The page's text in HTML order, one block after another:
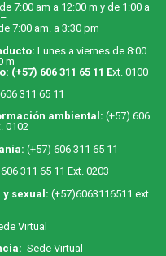
7:00 am a 12:00 m y de 1:00 a
7:00 am. a 3:30 pm
Lunes a viernes de 8:00
m
(+57) 606 311 65 11 Ext. 0100
311 65 11
ambiental: (+57) 606
0102
(+57) 606 311 65 11
311 65 11 Ext. 0203
sexual: (+57)6063116511 ext
Virtual
Sede Virtual